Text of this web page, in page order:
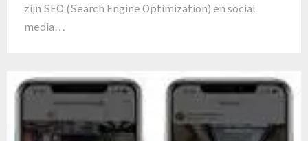
zijn SEO (Search Engine Optimization) en social
media…